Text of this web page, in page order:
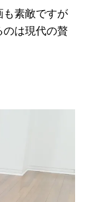
素敵ですが
は現代の贅